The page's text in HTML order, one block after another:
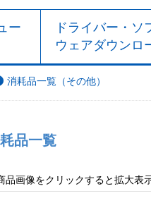
ー
ドライバー・ソ
ウェアダウンロ
消耗品一覧（その他）
品一覧
品画像をクリックすると拡大表